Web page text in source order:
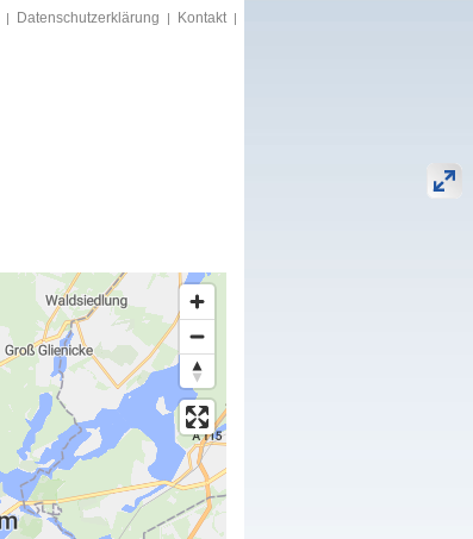
| Datenschutzerklärung | Kontakt |